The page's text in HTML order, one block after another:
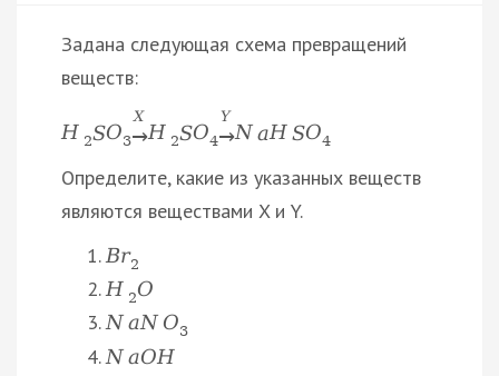
Задана следующая схема превращений
веществ:
H 2SO3
X
→H 2SO4
Y
→NaH SO4
Определите, какие из указанных веществ
являются веществами X и Y.
Br2
H 2O
NaN O3
NaOH